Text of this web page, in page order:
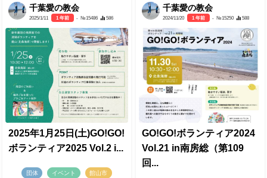
千葉愛の教会
2025/1/11 1 年前 - №15486 586
2025年1月25日(土)GO!GO!
ボランティア2025 Vol.2 i...
団体 イベント 館山市
千葉愛の教会
2024/11/20 1 年前 - №15250 588
GO!GO!ボランティア2024
Vol.21 in南房総（第109
回...